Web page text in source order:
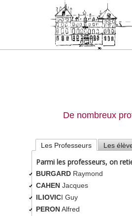
De nombreux
Les Professeurs Les
Parmi les professeurs, on
BURGARDRaymond
CAHENJacques
ILIOVICI Guy
PERONAlfred